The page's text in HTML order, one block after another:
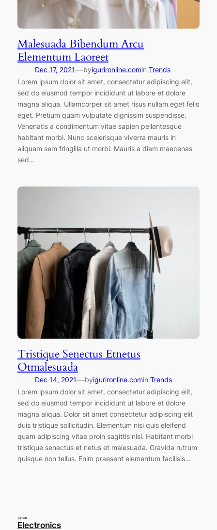
Malesuada Bibendum Arcu
Elementum Laoreet
Dec 17, 2021—byigurironline.comin Trends
Lorem ipsum dolor sit amet, consectetur adipiscing elit,
sed do eiusmod tempor incididunt ut labore et dolore
magna aliqua. Ullamcorper sit amet risus nullam eget felis
eget. Pretium quam vulputate dignissim suspendisse.
Venenatis a condimentum vitae sapien pellentesque
habitant morbi. Nunc scelerisque viverra mauris in
aliquam sem fringilla ut morbi. Mauris a diam maecenas
sed…
Tristique Senectus Etnetus
Otmalesuada
Dec 14, 2021—byigurironline.comin Trends
Lorem ipsum dolor sit amet, consectetur adipiscing elit,
sed do eiusmod tempor incididunt ut labore et dolore
magna aliqua. Dolor sit amet consectetur adipiscing elit
duis tristique sollicitudin. Elementum nisi quis eleifend
quam adipiscing vitae proin sagittis nisl. Habitant morbi
tristique senectus et netus et malesuada. Gravida rutrum
quisque non tellus. Enim praesent elementum facilisis…
Electronics